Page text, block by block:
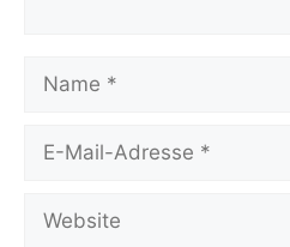
Name
Adresse
Website